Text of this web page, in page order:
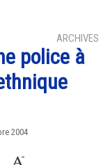
ARCHIVES
police à
2004